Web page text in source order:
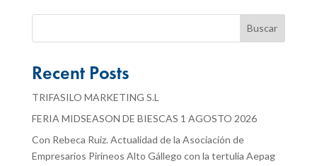
Buscar
Recent Posts
TRIFASILO MARKETING S.L
FERIA MIDSEASON DE BIESCAS 1 AGOSTO 2026
Con Rebeca Ruiz. Actualidad de la Asociación de
Empresarios Pirineos Alto Gállego con la tertulia Aepag